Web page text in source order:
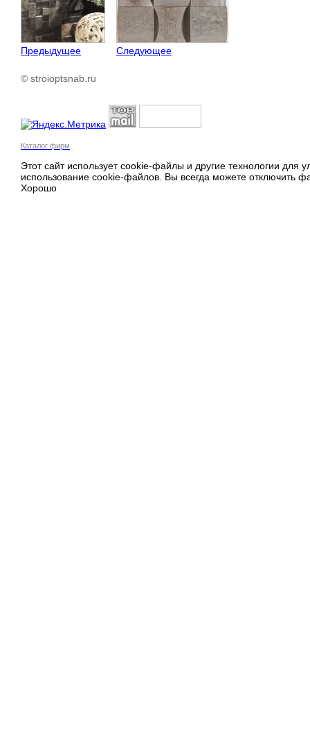
Предыдущее Следующее
© stroioptsnab.ru
Каталог фирм
Этот сайт использует cookie-файлы и другие технологии
использование cookie-файлов. Вы всегда можете отключить
Хорошо